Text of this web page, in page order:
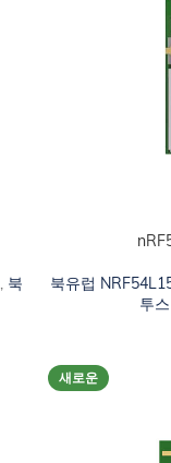
, 북
북유럽
투
새로운